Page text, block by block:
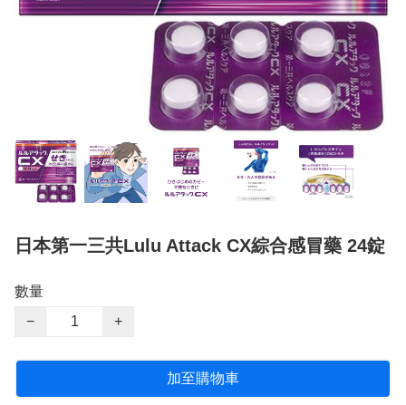
日本第一三共Lulu Attack CX綜合感冒藥 24錠
數量
−
+
加至購物車